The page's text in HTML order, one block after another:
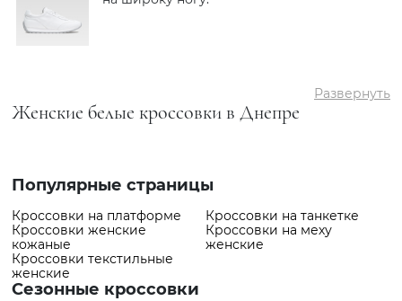
Женские белые кроссовки в Днепре
Популярные страницы
Кроссовки на платформе
Кроссовки на танкетке
Кроссовки женские
кожаные
Кроссовки на меху
женские
Кроссовки текстильные
женские
Сезонные кроссовки
Развернуть